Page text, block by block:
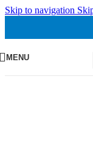
Skip to navigation
MENU